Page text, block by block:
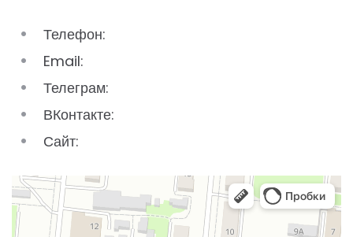
Телефон:
Email:
Телеграм:
ВКонтакте:
Сайт: